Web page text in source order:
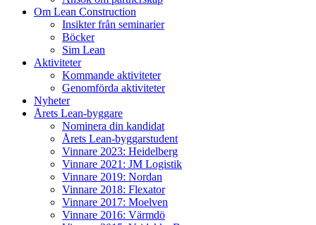
Om Lean Construction
Insikter från seminarier
Böcker
Sim Lean
Aktiviteter
Kommande aktiviteter
Genomförda aktiviteter
Nyheter
Årets Lean-byggare
Nominera din kandidat
Årets Lean-byggarstudent
Vinnare 2023: Heidelberg
Vinnare 2021: JM Logistik
Vinnare 2019: Nordan
Vinnare 2018: Flexator
Vinnare 2017: Moelven
Vinnare 2016: Värmdö